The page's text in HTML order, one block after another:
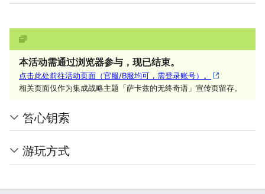
本活动需通过浏览器参与，现已结束。
点击此处前往活动页面（官服/B服均可，需登录账号）。
相关页面仅作为集成战略主题「萨卡兹的无终奇语」宣传页留存。
笞心钥索
游玩方式